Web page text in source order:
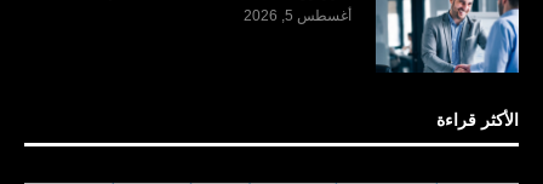
أغسطس 5, 2026
الأكثر قراءة